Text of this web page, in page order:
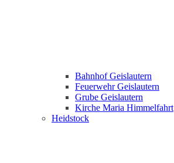
Bahnhof Geislautern
Feuerwehr Geislautern
Grube Geislautern
Kirche Maria Himmelfahrt
Heidstock